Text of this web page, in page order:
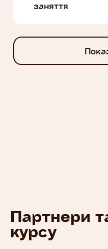
заняття
Партнери
курсу